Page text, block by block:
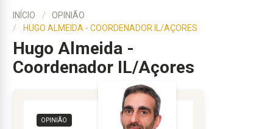
INÍCIO
OPINIÃO
HUGO ALMEIDA - COORDENADOR IL/AÇORES
Hugo Almeida -
Coordenador IL/Açores
OPINIÃO